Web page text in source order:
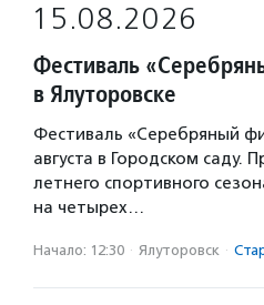
15.08.2026
Фестиваль
в Ялуторовске
Фестиваль «Серебряный
августа в Городском саду.
летнего спортивного
на четырех…
Начало: 12:30 · Ялуторовск ·